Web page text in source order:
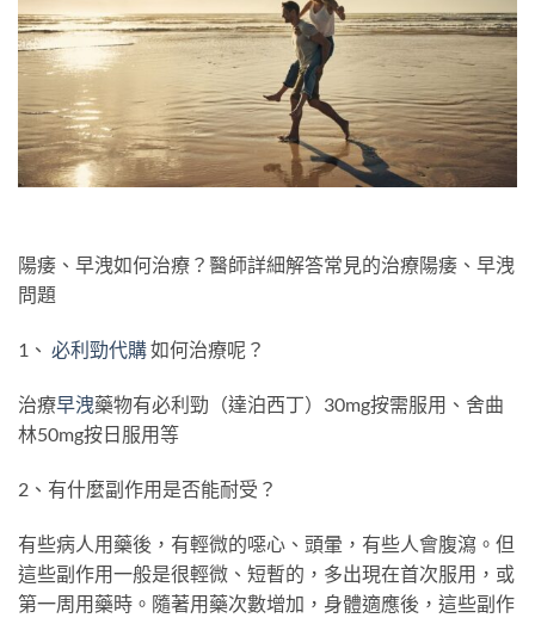
陽痿、早洩如何治療？醫師詳細解答常見的治療陽痿、早洩
問題
1、 必利勁代購如何治療呢？
治療早洩藥物有必利勁（達泊西丁）30mg按需服用、舍曲
林50mg按日服用等
2、有什麼副作用是否能耐受？
有些病人用藥後，有輕微的噁心、頭暈，有些人會腹瀉。但
這些副作用一般是很輕微、短暫的，多出現在首次服用，或
第一周用藥時。隨著用藥次數增加，身體適應後，這些副作